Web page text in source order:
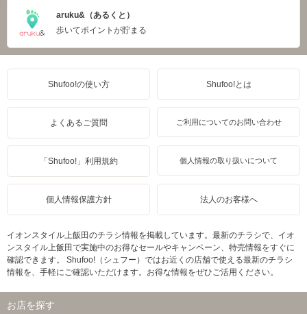
aruku&（あるくと）
歩いてポイントが貯まる
Shufoo!の使い方 Shufoo!とは
よくあるご質問 ご利用についてのお問い合わせ
「Shufoo!」利用規約 個人情報の取り扱いについて
個人情報保護方針 法人のお客様へ
イオンスタイル上飯田のチラシ情報を掲載しています。最新のチラシで、イオ
ンスタイル上飯田で実施中のお得なセールやキャンペーン、特売情報をすぐに
確認できます。 Shufoo!（シュフー）ではお近くの店舗で使える最新のチラシ
情報を、手軽にご確認いただけます。お得な情報をぜひご活用ください。
お店を探す